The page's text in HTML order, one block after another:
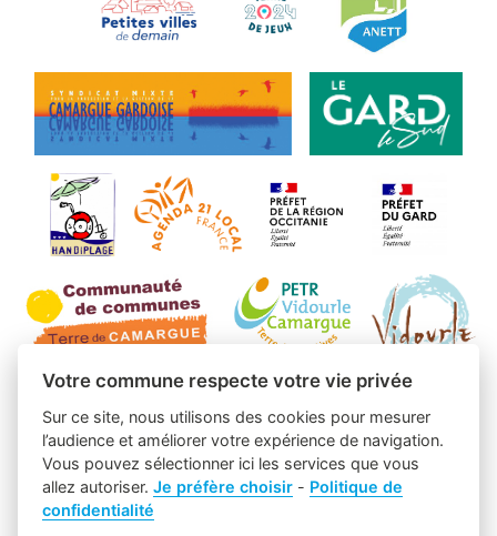
Votre commune respecte votre vie privée
Sur ce site, nous utilisons des cookies pour mesurer
l’audience et améliorer votre expérience de navigation.
Vous pouvez sélectionner ici les services que vous
allez autoriser.Je préfère choisir - Politique de
confidentialité